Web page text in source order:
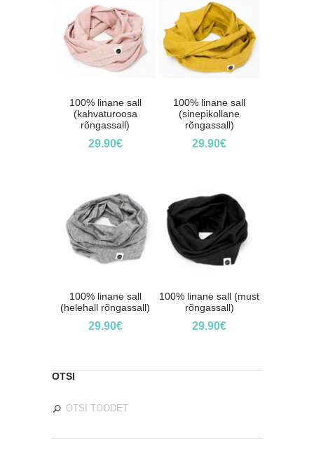
100% linane sall
(kahvaturoosa
rõngassall)
29.90€
100% linane sall
(sinepikollane
rõngassall)
29.90€
100% linane sall
(helehall rõngassall)
29.90€
100% linane sall (must
rõngassall)
29.90€
OTSI